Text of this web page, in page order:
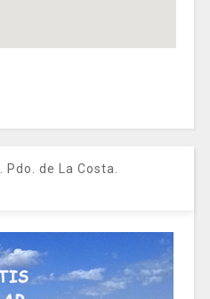
de La Costa.